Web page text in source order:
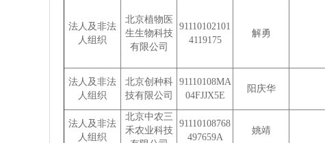
法人及非法
人组织
北京植物医
生生物科技
有限公司
91110102101
4119175
解勇
法人及非法
人组织
北京创种科
技有限公司
91110108MA
04FJJX5E
阳庆华
法人及非法
人组织
北京中农三
禾农业科技
91110108768
497659A
姚靖